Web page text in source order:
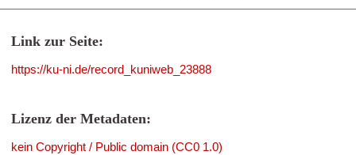
Link zur Seite:
https://ku-ni.de/record_kuniweb_23888
Lizenz der Metadaten:
kein Copyright / Public domain (CC0 1.0)